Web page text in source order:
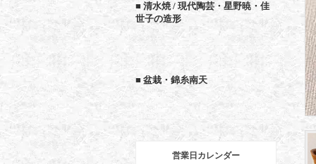
■ 清水焼 / 現代陶芸・星野暁・佳
世子の造形
■ 盆栽・錦糸南天
営業日カレンダー